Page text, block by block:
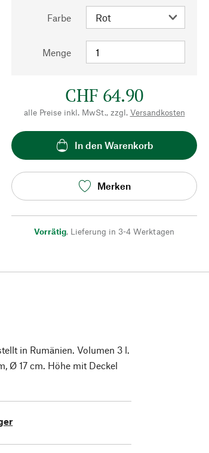
Farbe
Menge
CHF 64.90
alle Preise inkl. MwSt., zzgl. Versandkosten
In den Warenkorb
Merken
Vorrätig, Lieferung in 3-4 Werktagen
in Rumänien. Volumen 3 l.
Ø 17 cm. Höhe mit Deckel